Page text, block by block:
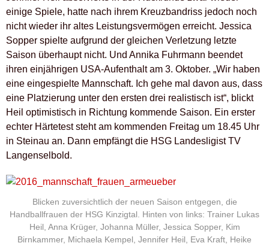
einige Spiele, hatte nach ihrem Kreuzbandriss jedoch noch
nicht wieder ihr altes Leistungsvermögen erreicht. Jessica
Sopper spielte aufgrund der gleichen Verletzung letzte
Saison überhaupt nicht. Und Annika Fuhrmann beendet
ihren einjährigen USA-Aufenthalt am 3. Oktober. „Wir haben
eine eingespielte Mannschaft. Ich gehe mal davon aus, dass
eine Platzierung unter den ersten drei realistisch ist“, blickt
Heil optimistisch in Richtung kommende Saison. Ein erster
echter Härtetest steht am kommenden Freitag um 18.45 Uhr
in Steinau an. Dann empfängt die HSG Landesligist TV
Langenselbold.
Blicken zuversichtlich der neuen Saison entgegen, die
Handballfrauen der HSG Kinzigtal. Hinten von links: Trainer Lukas
Heil, Anna Krüger, Johanna Müller, Jessica Sopper, Kim
Birnkammer, Michaela Kempel, Jennifer Heil, Eva Kraft, Heike